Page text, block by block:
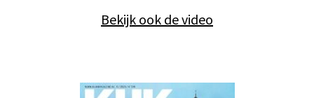
Bekijk ook de video